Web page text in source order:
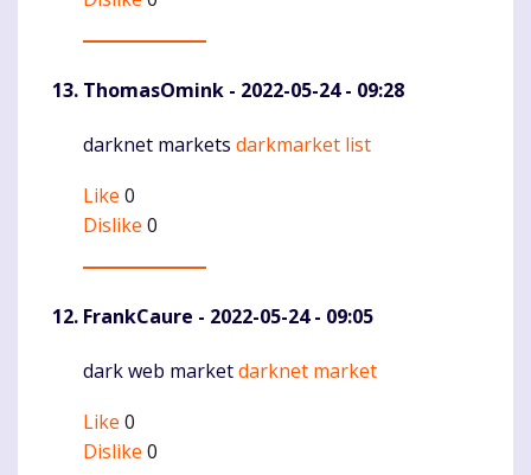
ThomasOmink - 2022-05-24 - 09:28
Komentaras
darknet markets darkmarket list
Like 0
Dislike 0
FrankCaure - 2022-05-24 - 09:05
Komentaras
dark web marketdarknet market
Like 0
Dislike 0